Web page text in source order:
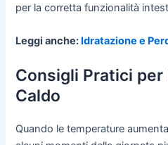
per la corretta funzionalità
Leggi anche: Idratazione e
Consigli Pratici
Caldo
Quando le temperature